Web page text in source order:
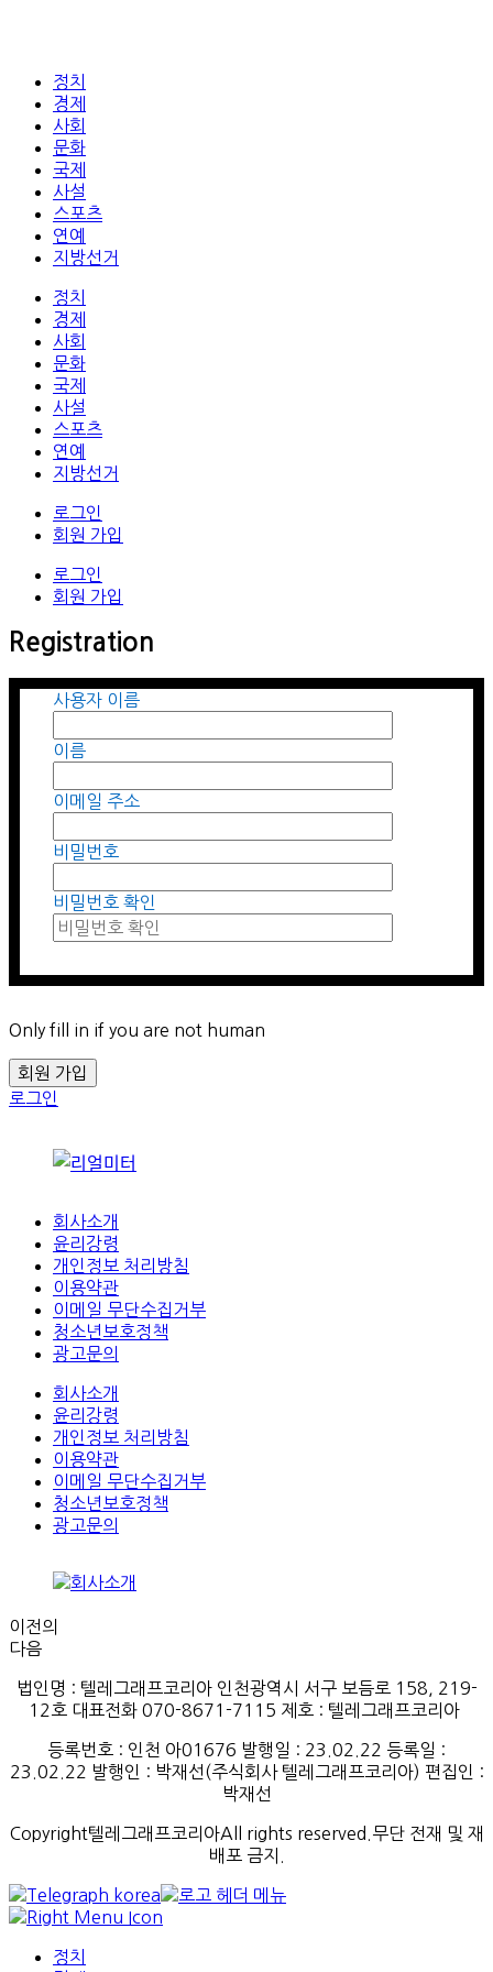
정치
경제
사회
문화
국제
사설
스포츠
연예
지방선거
정치
경제
사회
문화
국제
사설
스포츠
연예
지방선거
로그인
회원 가입
로그인
회원 가입
Registration
사용자 이름
이름
이메일 주소
비밀번호
비밀번호 확인
Only fill in if you are not human
로그인
회사소개
윤리강령
개인정보 처리방침
이용약관
이메일 무단수집거부
청소년보호정책
광고문의
회사소개
윤리강령
개인정보 처리방침
이용약관
이메일 무단수집거부
청소년보호정책
광고문의
이전의
다음
법인명 : 텔레그래프코리아 인천광역시 서구 보듬로 158, 219-
12호 대표전화 070-8671-7115 제호 : 텔레그래프코리아
등록번호 : 인천 아01676 발행일 : 23.02.22 등록일 :
23.02.22 발행인 : 박재선(주식회사텔레그래프코리아) 편집인 :
박재선
Copyright텔레그래프코리아All rights reserved.무단 전재 및 재
배포 금지.
정치